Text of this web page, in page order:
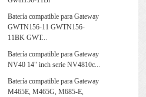
Batería compatible para Gateway
GWTN156-11 GWTN156-
11BK GWT...
Batería compatible para Gateway
NV40 14" inch serie NV4810c...
Batería compatible para Gateway
M465E, M465G, M685-E,